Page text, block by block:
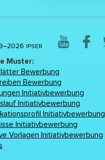
IPSER
Muster:
Bewerbung
Bewerbung
Initiativbewerbung
Initiativbewerbung
Initiativbewerbung
Initiativbewerbung
Vorlagen Initiativbewerbung